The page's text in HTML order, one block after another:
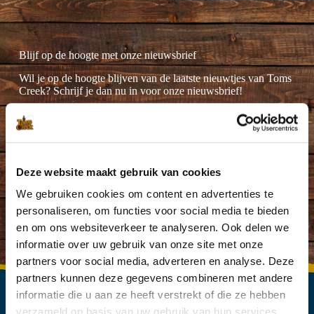
Deze website maakt gebruik van cookies
We gebruiken cookies om content en advertenties te
personaliseren, om functies voor social media te bieden
en om ons websiteverkeer te analyseren. Ook delen we
informatie over uw gebruik van onze site met onze
partners voor social media, adverteren en analyse. Deze
partners kunnen deze gegevens combineren met andere
informatie die u aan ze heeft verstrekt of die ze hebben
Blijf op de hoogte met onze nieuwsbrief
Wil je op de hoogte blijven van de laatste nieuwtjes van Toms
Creek? Schrijf je dan nu in voor onze nieuwsbrief!
Ik ga akkoord met deprivacyverklaring.(Vereist)